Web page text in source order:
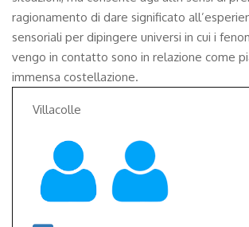
ragionamento di dare significato
sensoriali per dipingere universi in cui i
vengo in contatto sono in relazione come
immensa costellazione.
Villacolle